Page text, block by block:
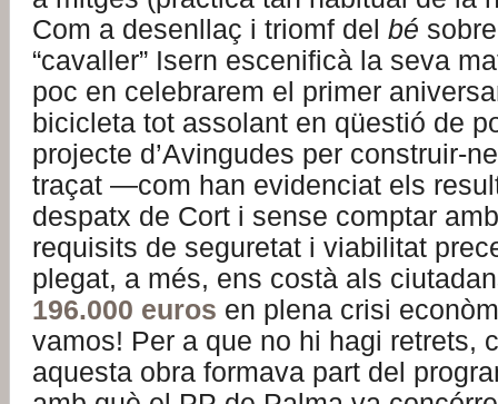
Com a desenllaç i triomf del bé
“cavaller” Isern escenificà la seva
poc en celebrarem el primer
bicicleta tot assolant en qüestió de
projecte d’Avingudes per construir-
traçat —com han evidenciat els
despatx de Cort i sense comptar
requisits de seguretat i viabilitat
plegat, a més, ens costà als
196.000 euros en plena crisi
vamos! Per a que no hi hagi retrets,
aquesta obra formava part del